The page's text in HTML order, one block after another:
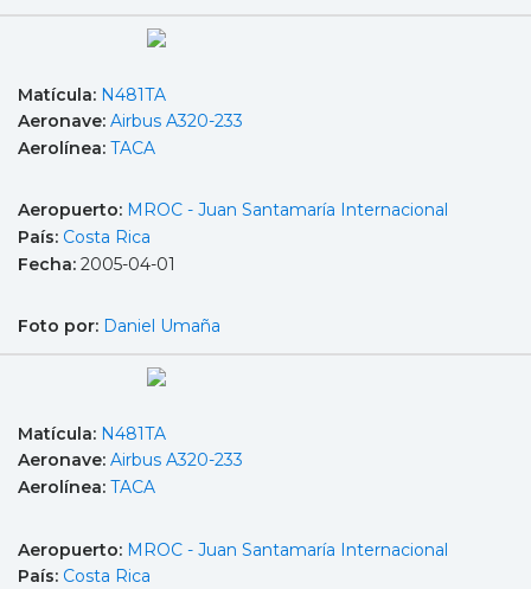
Matícula: N481TA
Aeronave: Airbus A320-233
Aerolínea: TACA
Aeropuerto: MROC - Juan Santamaría Internacional
País: Costa Rica
Fecha: 2005-04-01
Foto por: Daniel Umaña
Matícula: N481TA
Aeronave: Airbus A320-233
Aerolínea: TACA
Aeropuerto: MROC - Juan Santamaría Internacional
País: Costa Rica